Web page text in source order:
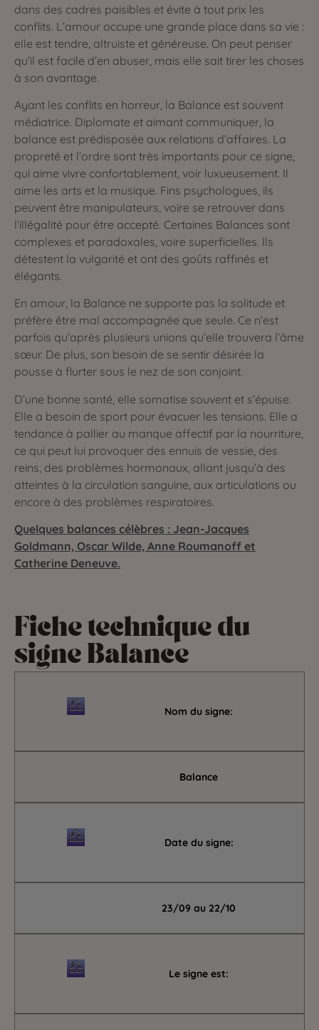
dans des cadres paisibles et évite à tout prix les
conflits. L’amour occupe une grande place dans sa vie :
elle est tendre, altruiste et généreuse. On peut penser
qu’il est facile d’en abuser, mais elle sait tirer les choses
à son avantage.
Ayant les conflits en horreur, la Balance est souvent
médiatrice. Diplomate et aimant communiquer, la
balance est prédisposée aux relations d’affaires. La
propreté et l’ordre sont très importants pour ce signe,
qui aime vivre confortablement, voir luxueusement. Il
aime les arts et la musique. Fins psychologues, ils
peuvent être manipulateurs, voire se retrouver dans
l’illégalité pour être accepté. Certaines Balances sont
complexes et paradoxales, voire superficielles. Ils
détestent la vulgarité et ont des goûts raffinés et
élégants.
En amour, la Balance ne supporte pas la solitude et
préfère être mal accompagnée que seule. Ce n’est
parfois qu’après plusieurs unions qu’elle trouvera l’âme
sœur. De plus, son besoin de se sentir désirée la
pousse à flurter sous le nez de son conjoint.
D’une bonne santé, elle somatise souvent et s’épuise.
Elle a besoin de sport pour évacuer les tensions. Elle a
tendance à pallier au manque affectif par la nourriture,
ce qui peut lui provoquer des ennuis de vessie, des
reins, des problèmes hormonaux, allant jusqu’à des
atteintes à la circulation sanguine, aux articulations ou
encore à des problèmes respiratoires.
Quelques balances célèbres : Jean-Jacques
Goldmann, Oscar Wilde, Anne Roumanoff et
Catherine Deneuve.
Fiche technique du
signe Balance
Nom du signe:
Balance
Date du signe:
23/09 au 22/10
Le signe est: